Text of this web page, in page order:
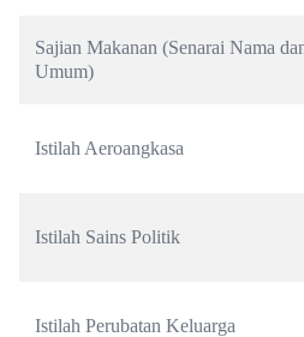
Sajian Makanan (Senarai Nama
Umum)
Istilah Aeroangkasa
Istilah Sains Politik
Istilah Perubatan Keluarga